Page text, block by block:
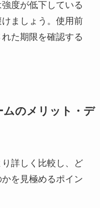
度が低下している
ましょう。使用前
た期限を確認する
ムのメリット・デ
詳しく比較し、ど
を見極めるポイン